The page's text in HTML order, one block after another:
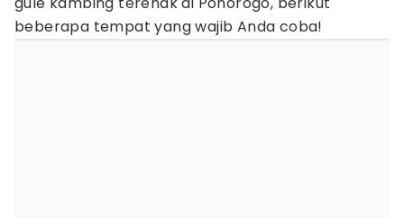
beberapa tempat yang wajib Anda coba!